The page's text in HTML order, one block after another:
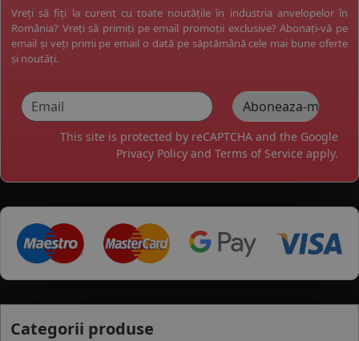
Vreți să fiți la curent cu toate noutățile în industria anvelopelor în
România? Vreți să primiți pe email promoții exclusive? Abonați-vă pe
email și veți primi pe email o dată pe săptămână cele mai bune oferte
și noutăți.
This site is protected by reCAPTCHA and the Google
Privacy Policy and Terms of Service apply.
Categorii produse